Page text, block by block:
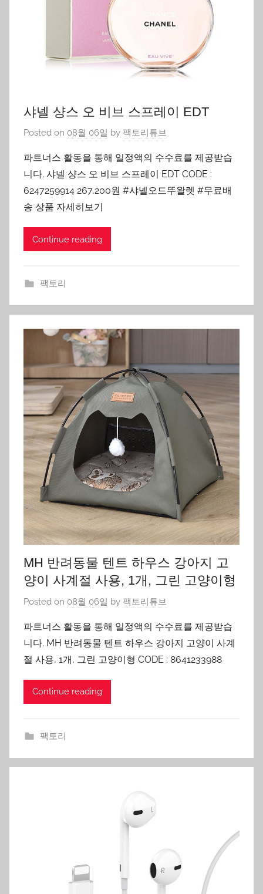
샤넬 샹스 오 비브 스프레이 EDT
Posted on 08월 06일 by 팩토리튜브
파트너스 활동을 통해 일정액의 수수료를 제공받습
니다. 샤넬 샹스 오 비브 스프레이 EDT CODE :
6247259914 267,200원 #샤넬오드뚜왈렛 #무료배
송 상품 자세히보기
Continue reading
팩토리
MH 반려동물 텐트 하우스 강아지 고
양이 사계절 사용, 1개, 그린 고양이형
Posted on 08월 06일 by 팩토리튜브
파트너스 활동을 통해 일정액의 수수료를 제공받습
니다. MH 반려동물 텐트 하우스 강아지 고양이 사계
절 사용, 1개, 그린 고양이형 CODE : 8641233988
Continue reading
팩토리